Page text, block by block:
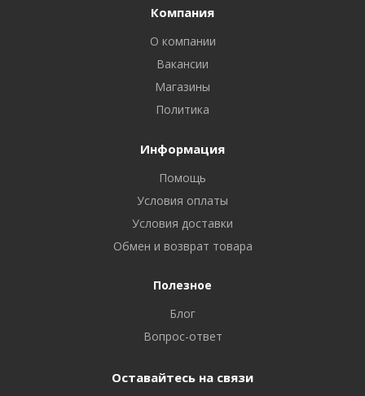
Компания
О компании
Вакансии
Магазины
Политика
Информация
Помощь
Условия оплаты
Условия доставки
Обмен и возврат товара
Полезное
Блог
Вопрос-ответ
Оставайтесь на связи